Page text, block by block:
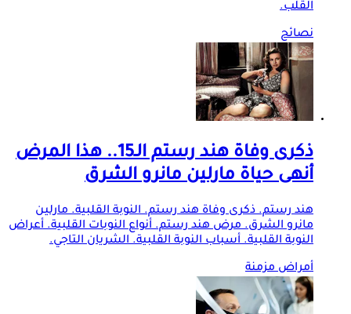
القلب.
نصائح
ذكرى وفاة هند رستم الـ15.. هذا المرض
أنهى حياة مارلين مانرو الشرق
هند رستم. ذكرى وفاة هند رستم. النوبة القلبية. مارلين
مانرو الشرق. مرض هند رستم. أنواع النوبات القلبية. أعراض
النوبة القلبية. أسباب النوبة القلبية. الشريان التاجي.
أمراض مزمنة